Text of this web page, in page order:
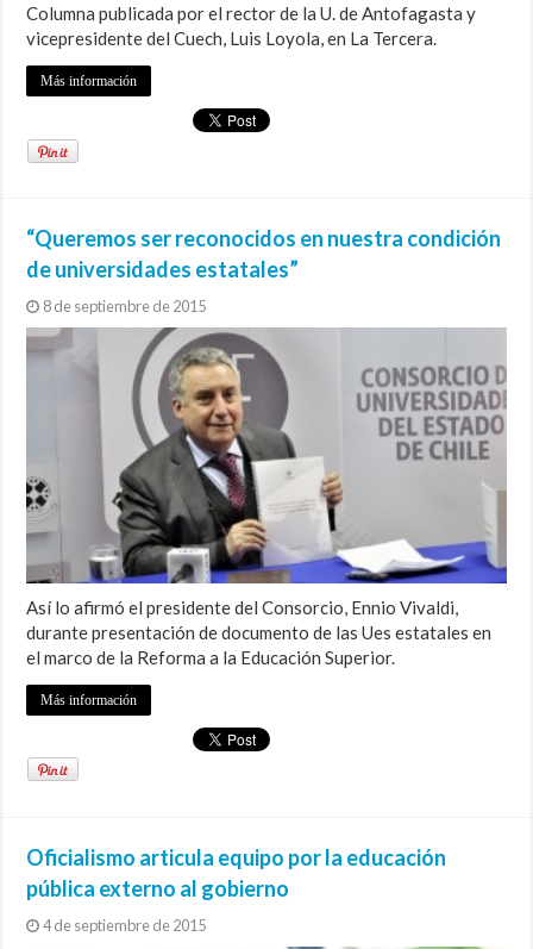
Columna publicada por el rector de la U. de Antofagasta y
vicepresidente del Cuech, Luis Loyola, en La Tercera.
Más información
“Queremos ser reconocidos en nuestra condición
de universidades estatales”
8 de septiembre de 2015
Así lo afirmó el presidente del Consorcio, Ennio Vivaldi,
durante presentación de documento de las Ues estatales en
el marco de la Reforma a la Educación Superior.
Más información
Oficialismo articula equipo por la educación
pública externo al gobierno
4 de septiembre de 2015